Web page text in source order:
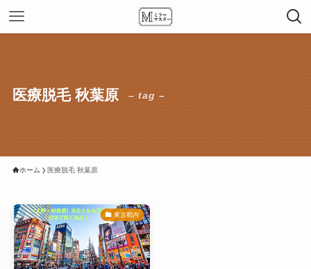
医療脱毛 秋葉原 – tag –
ホーム 医療脱毛 秋葉原
東京都内